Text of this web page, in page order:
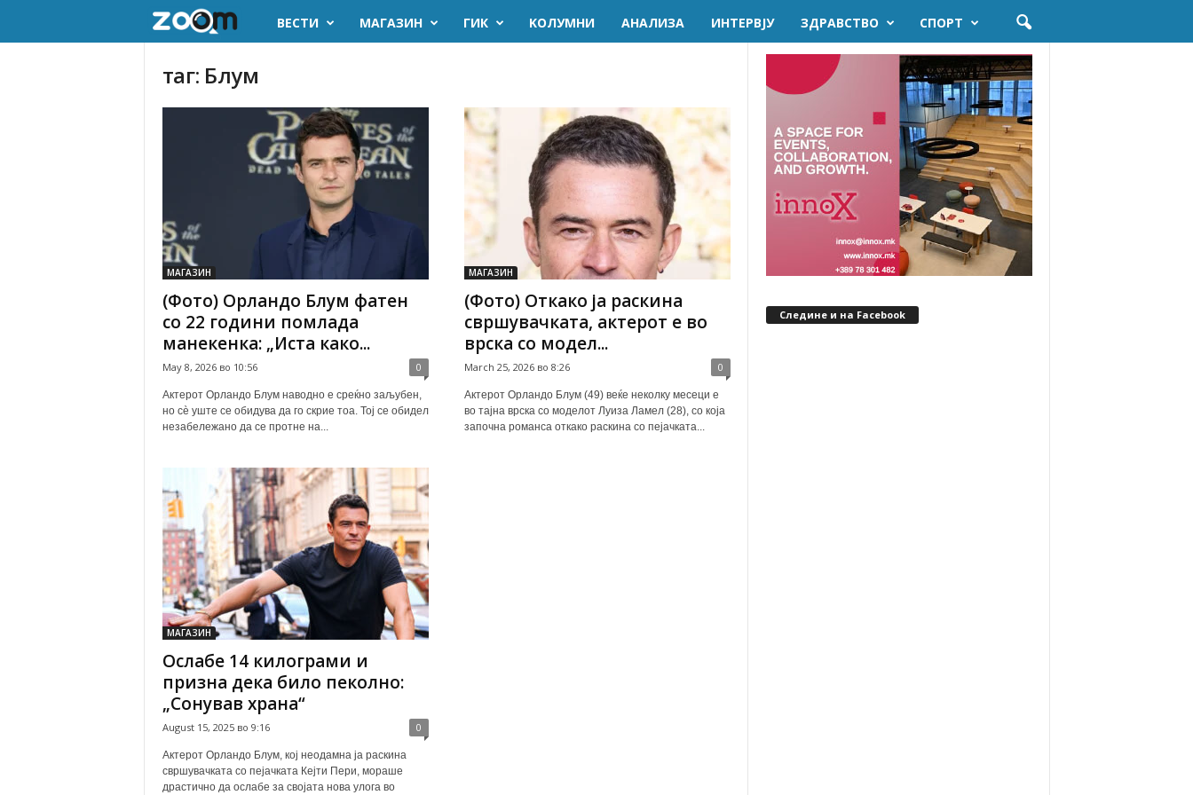
m
.
ВЕСТИ МАГАЗИН ГИК KОЛУМНИ AНАЛИЗА ИНТЕРВЈУ ЗДРАВСТВО СПОРТ
таг: Блум
МАГАЗИН
(Фото) Орландо Блум фатен
со 22 години помлада
манекенка: „Иста како...
May 8, 2026 во 10:56 0
Актерот Орландо Блум наводно е среќно заљубен,
но сè уште се обидува да го скрие тоа. Тој се обидел
незабележано да се протне на...
МАГАЗИН
(Фото) Откако ја раскина
свршувачката, актерот е во
врска со модел...
March 25, 2026 во 8:26 0
Актерот Орландо Блум (49) веќе неколку месеци е
во тајна врска со моделот Луиза Ламел (28), со која
започна романса откако раскина со пејачката...
МАГАЗИН
Ослабе 14 килограми и
призна дека било пеколно:
„Сонував храна“
August 15, 2025 во 9:16 0
Актерот Орландо Блум, кој неодамна ја раскина
свршувачката со пејачката Кеjти Пери, мораше
драстично да ослабе за својата нова улога во
Следине и на Facebook